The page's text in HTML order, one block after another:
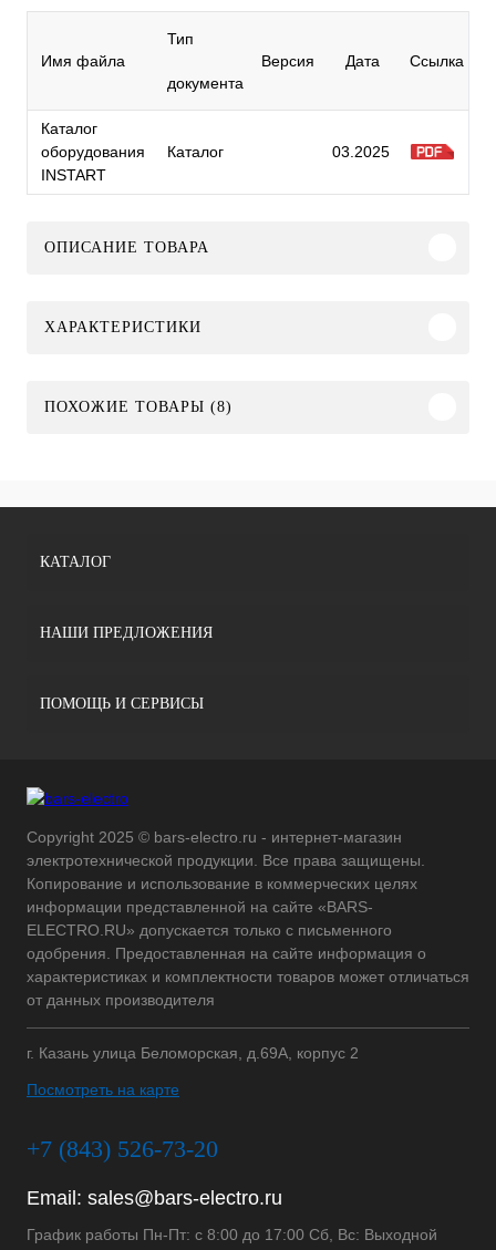
Имя файла
Тип
документа
Версия Дата Ссылка
Каталог
оборудования
INSTART
Каталог 03.2025
ОПИСАНИЕ ТОВАРА
ХАРАКТЕРИСТИКИ
ПОХОЖИЕ ТОВАРЫ (8)
КАТАЛОГ
НАШИ ПРЕДЛОЖЕНИЯ
ПОМОЩЬ И СЕРВИСЫ
Copyright 2025 © bars-electro.ru - интернет-магазин
электротехнической продукции. Все права защищены.
Копирование и использование в коммерческих целях
информации представленной на сайте «BARS-
ELECTRO.RU» допускается только с письменного
одобрения. Предоставленная на сайте информация о
характеристиках и комплектности товаров может отличаться
от данных производителя
г. Казань улица Беломорская, д.69А, корпус 2
Посмотреть на карте
+7 (843) 526-73-20
Email: sales@bars-electro.ru
График работы Пн-Пт: с 8:00 до 17:00 Сб, Вс: Выходной